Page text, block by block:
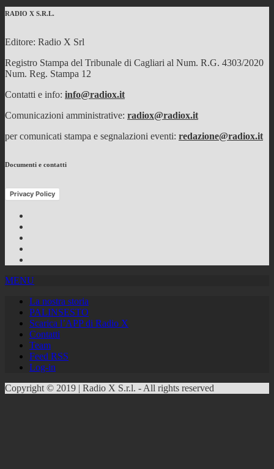
RADIO X S.R.L.
Editore: Radio X Srl
Registro Stampa del Tribunale di Cagliari al Num. R.G. 4303/2020
Num. Reg. Stampa 12
Contatti e info: info@radiox.it
Comunicazioni amministrative: radiox@radiox.it
per comunicati stampa e segnalazioni eventi: redazione@radiox.it
Documenti e contatti
Privacy Policy
MENU
La nostra storia
PALINSESTO
Scarica l’APP di Radio X
Contatti
Team
Feed RSS
Log-in
Copyright © 2019 | Radio X S.r.l. - All rights reserved